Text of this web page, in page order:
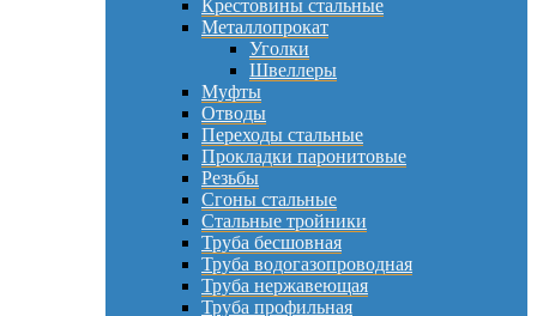
Крестовины стальные
Металлопрокат
Уголки
Швеллеры
Муфты
Отводы
Переходы стальные
Прокладки паронитовые
Резьбы
Сгоны стальные
Стальные тройники
Труба бесшовная
Труба водогазопроводная
Труба нержавеющая
Труба профильная